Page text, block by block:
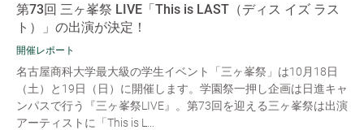
第73回 三ヶ峯祭 LIVE「This is LAST（ディス イズ ラス
ト）」の出演が決定！
開催レポート
名古屋商科大学最大級の学生イベント「三ヶ峯祭」は10月18日
（土）と19日（日）に開催します。学園祭一押し企画は日進キャ
ンパスで行う『三ヶ峯祭LIVE』。第73回を迎える三ヶ峯祭は出演
アーティストに「This is L...